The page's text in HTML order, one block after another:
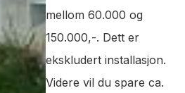
mellom 60.000 og
150.000,-. Dett er
ekskludert installasjon.
Videre vil du spare ca.